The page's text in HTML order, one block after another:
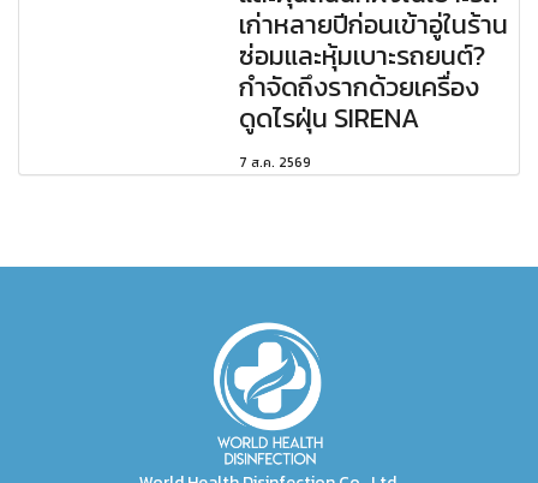
เก่าหลายปีก่อนเข้าอู่ในร้าน
ซ่อมและหุ้มเบาะรถยนต์?
กำจัดถึงรากด้วยเครื่อง
ดูดไรฝุ่น SIRENA
7 ส.ค. 2569